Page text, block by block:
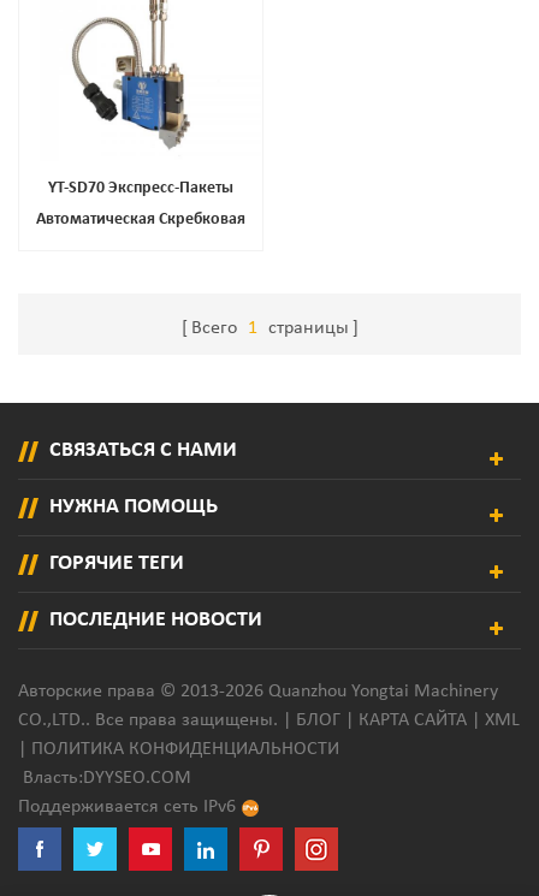
YT-SD70 Экспресс-Пакеты
Автоматическая Скребковая
Всего 1 страницы
СВЯЗАТЬСЯ С НАМИ
НУЖНА ПОМОЩЬ
ГОРЯЧИЕ ТЕГИ
ПОСЛЕДНИЕ НОВОСТИ
Авторские права © 2013-2026 Quanzhou Yongtai Machinery
CO.,LTD.. Все права защищены. | БЛОГ КАРТА САЙТА
XML
ПОЛИТИКА КОНФИДЕНЦИАЛЬНОСТИ
Власть:DYYSEO.COM
Поддерживается сеть IPv6